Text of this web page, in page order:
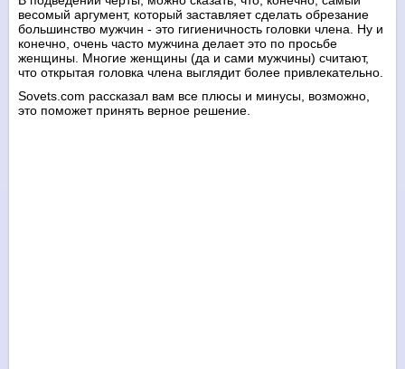
весомый аргумент, который заставляет сделать обрезание
большинство мужчин - это гигиеничность головки члена. Ну и
конечно, очень часто мужчина делает это по просьбе
женщины. Многие женщины (да и сами мужчины) считают,
что открытая головка члена выглядит более привлекательно.
Sovets.com рассказал вам все плюсы и минусы, возможно,
это поможет принять верное решение.